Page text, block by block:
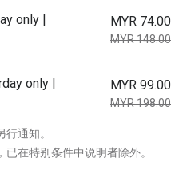
only |
MYR 74.00
MYR 148.00
only |
MYR 99.00
MYR 198.00
通知。
在特别条件中说明者除外。